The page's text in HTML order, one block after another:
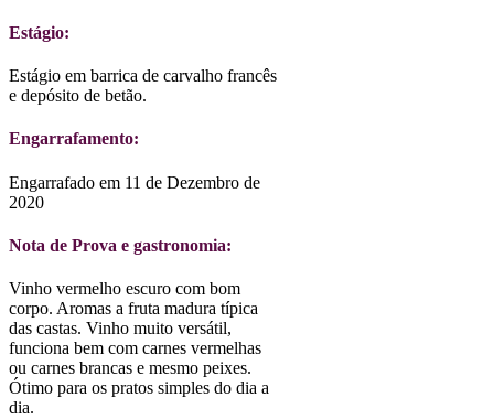
Estágio:
Estágio em barrica de carvalho francês
e depósito de betão.
Engarrafamento:
Engarrafado em 11 de Dezembro de
2020
Nota de Prova e gastronomia:
Vinho vermelho escuro com bom
corpo. Aromas a fruta madura típica
das castas. Vinho muito versátil,
funciona bem com carnes vermelhas
ou carnes brancas e mesmo peixes.
Ótimo para os pratos simples do dia a
dia.